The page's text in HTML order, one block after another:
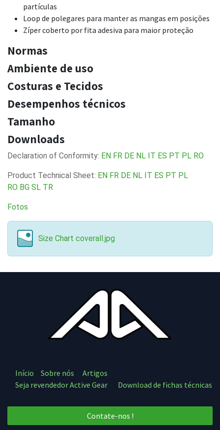
partículas
Loop de polegares para manter as mangas em posições
Zíper coberto por fita adesiva para maior proteção
Normas
Ambiente de uso
Costuras e Tecidos
Desempenhos técnicos
Tamanho
Downloads
Declaration of Conformity: EN FR DE NL IT ES PT PL RO
Product Technical Sheet: EN FR DE NL IT ES PT PL
RO BG SL TR
Fotos
Size Chart coverall.jpg
Início Sobre nós
Artigos
Seja revendedor Active Gear
Download de fichas técnicas
Contate-nos !